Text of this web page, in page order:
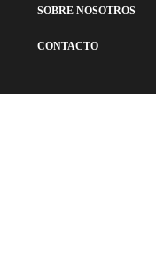
SOBRE NOSOTROS
CONTACTO